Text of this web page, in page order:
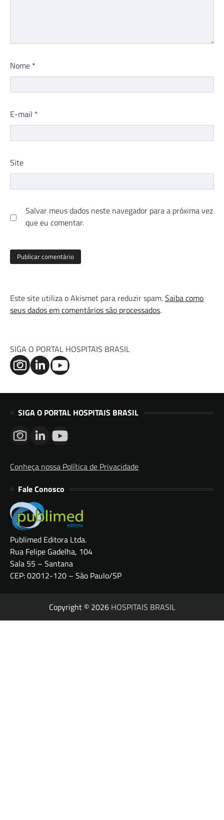
Nome *
E-mail *
Site
Salvar meus dados neste navegador para a próxima vez
que eu comentar.
Este site utiliza o Akismet para reduzir spam.Saiba como
seus dados em comentários são processados.
SIGA O PORTAL HOSPITAIS BRASIL
SIGA O PORTAL HOSPITAIS BRASIL
Conheça nossa Política de Privacidade
Fale Conosco
Publimed Editora Ltda.
Rua Felipe Gadelha, 104
Sala 55 – Santana
CEP: 02012-120 – São Paulo/SP
Copyright © 2026 HOSPITAIS BRASIL